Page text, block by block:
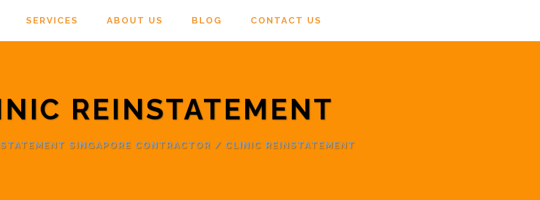
SERVICES ABOUT US BLOG CONTACT US
REINSTATEMENT
SINGAPORE CONTRACTOR / CLINIC REINSTATEMENT